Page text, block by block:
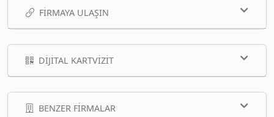
FIRMAYA ULAŞIN
DIJITAL KARTVIZIT
BENZER FIRMALAR